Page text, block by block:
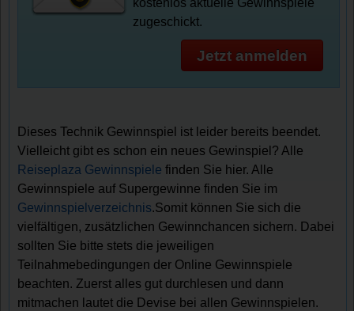
kostenlos aktuelle Gewinnspiele
zugeschickt.
Jetzt anmelden
Dieses Technik Gewinnspiel ist leider bereits beendet.
Vielleicht gibt es schon ein neues Gewinspiel? Alle
Reiseplaza Gewinnspiele finden Sie hier. Alle
Gewinnspiele auf Supergewinne finden Sie im
Gewinnspielverzeichnis.Somit können Sie sich die
vielfältigen, zusätzlichen Gewinnchancen sichern. Dabei
sollten Sie bitte stets die jeweiligen
Teilnahmebedingungen der Online Gewinnspiele
beachten. Zuerst alles gut durchlesen und dann
mitmachen lautet die Devise bei allen Gewinnspielen.